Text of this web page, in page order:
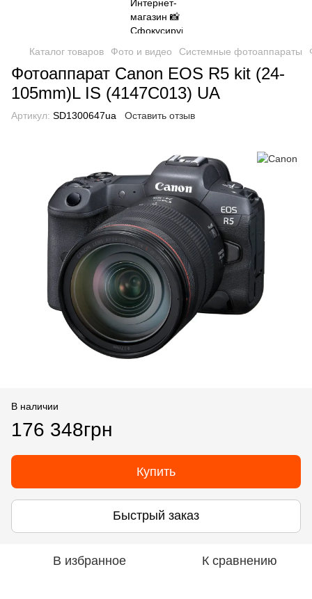
Каталог товаров Фото и видео Системные фотоаппараты
Фотоаппарат Canon EOS R5 kit (24-
105mm)L IS (4147C013) UA
Артикул: SD1300647ua Оставить отзыв
В наличии
176 348грн
Купить
Быстрый заказ
В избранное К сравнению